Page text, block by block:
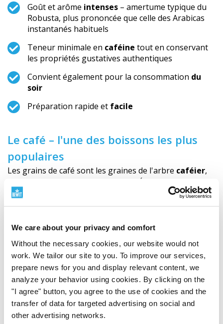
We care about your privacy and comfort
Without the necessary cookies, our website would not
work. We tailor our site to you. To improve our services,
prepare news for you and display relevant content, we
analyze your behavior using cookies. By clicking on the
"I agree" button, you agree to the use of cookies and the
transfer of data for targeted advertising on social and
other advertising networks.
Goût et arôme intenses – amertume typique du
Robusta, plus prononcée que celle des Arabicas
instantanés habituels
Teneur minimale en caféine tout en conservant
les propriétés gustatives authentiques
Convient également pour la consommation du
soir
Préparation rapide et facile
Le café – l'une des boissons les plus
populaires
Les grains de café sont les graines de l'arbre caféier,
originaire de la région de l'actuelle Éthiopie. Il est
aujourd'hui répandu dans toute la zone tropicale.
souvent utilisées : lecaféier d'Arabie(Coffea arabica
dont provient le café Arabica, et le caféier robuste
Coffea canephora ouCoffea robusta), dont provient le
café Robusta.
Selon les enquêtes, le café est la deuxième boisson la
plus consommée au monde, juste après l'eau.